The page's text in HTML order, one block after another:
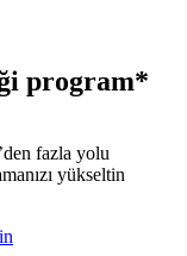
program*
fazla yolu
yükseltin